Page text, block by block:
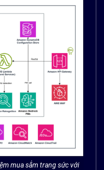
mua sắm trang sức với